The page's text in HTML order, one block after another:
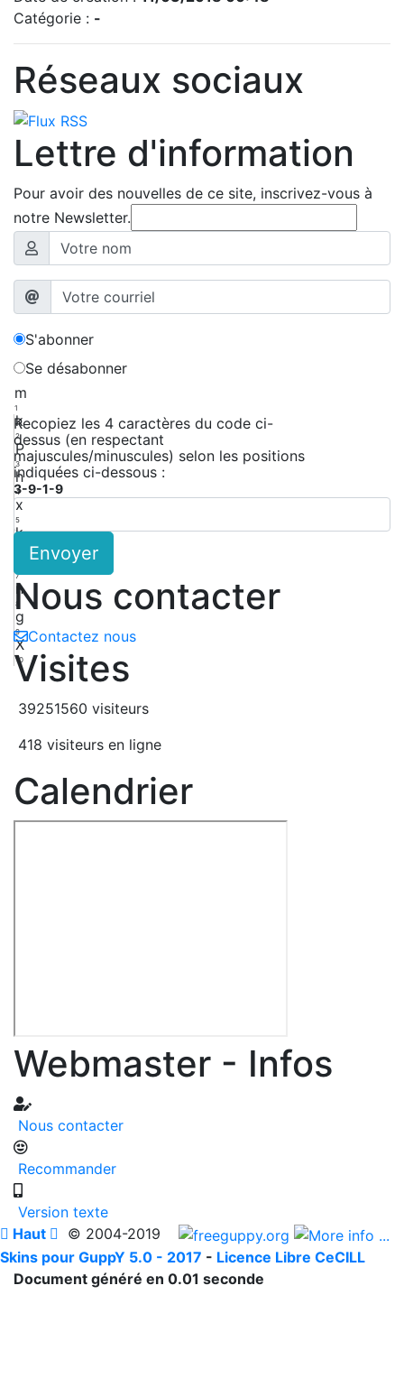
Catégorie : -
Réseaux sociaux
Lettre d'information
Pour avoir des nouvelles de ce site, inscrivez-vous à
notre Newsletter.
S'abonner
Se désabonner
m
1
k
2
P
3
h
4
x
5
k
7
n
8
g
9
X
10
Recopiez les 4 caractères du code ci-
dessus (en respectant
majuscules/minuscules) selon les positions
indiquées ci-dessous :
3-9-1-9
Envoyer
Nous contacter
Contactez nous
Visites
39251560 visiteurs
418 visiteurs en ligne
Calendrier
Webmaster - Infos
Nous contacter
Recommander
Version texte
 Haut  © 2004-2019
Skins pour GuppY 5.0 - 2017 - Licence Libre CeCILL
Document généré en 0.01 seconde